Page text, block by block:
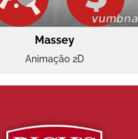
Massey
Animação 2D